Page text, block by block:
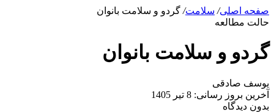
صفحه اصلی/ سلامت/ گردو و سلامت بانوان
حالت مطالعه
گردو و سلامت بانوان
یوسف صادقی
آخرین بروز رسانی: 8 تیر 1405
بدون دیدگاه